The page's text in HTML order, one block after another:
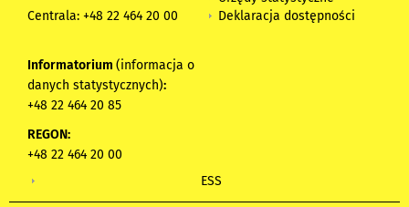
Centrala: +48 22 464 20 00
Informatorium (informacja o
danych statystycznych):
+48 22 464 20 85
REGON:
+48 22 464 20 00
Deklaracja dostępności
ESS